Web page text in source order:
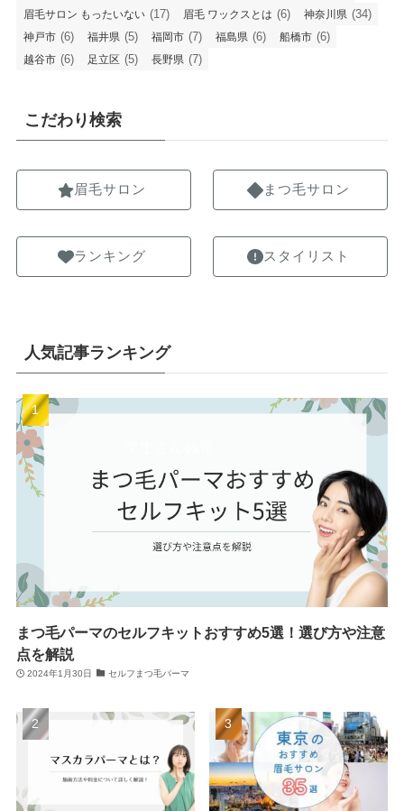
眉毛サロン もったいない (17) 眉毛 ワックスとは (6) 神奈川県 (34)
神戸市 (6) 福井県 (5) 福岡市 (7) 福島県 (6) 船橋市 (6)
越谷市 (6) 足立区 (5) 長野県 (7)
こだわり検索
眉毛サロン
ランキング
まつ毛サロン
スタイリスト
人気記事ランキング
まつ毛パーマのセルフキットおすすめ5選！選び方や注意
点を解説
2024年1月30日 セルフまつ毛パーマ